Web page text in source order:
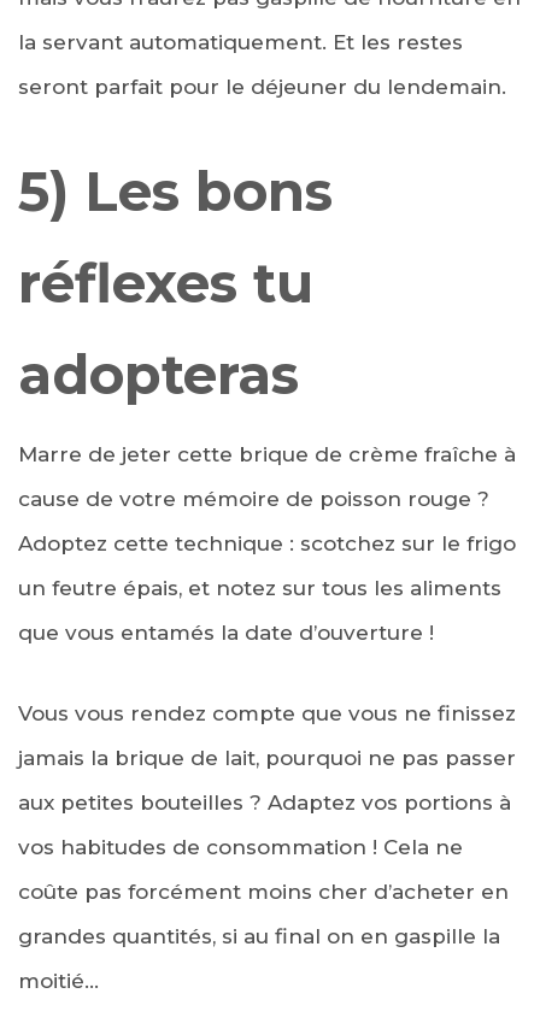
la servant automatiquement. Et les restes
seront parfait pour le déjeuner du lendemain.
5) Les bons
réflexes tu
adopteras
Marre de jeter cette brique de crème fraîche à
cause de votre mémoire de poisson rouge ?
Adoptez cette technique : scotchez sur le frigo
un feutre épais, et notez sur tous les aliments
que vous entamés la date d’ouverture !
Vous vous rendez compte que vous ne finissez
jamais la brique de lait, pourquoi ne pas passer
aux petites bouteilles ? Adaptez vos portions à
vos habitudes de consommation ! Cela ne
coûte pas forcément moins cher d’acheter en
grandes quantités, si au final on en gaspille la
moitié…